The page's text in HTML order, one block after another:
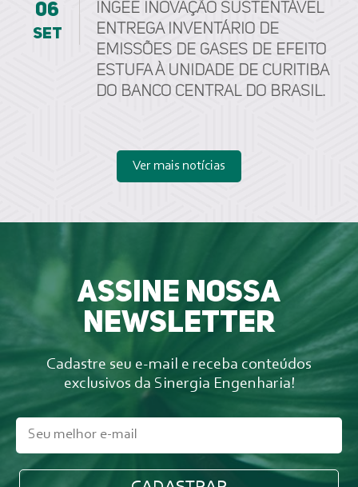
06
set
ingee inovação sustentável
entrega Inventário de
Emissões de Gases de Efeito
Estufa à unidade de Curitiba
do Banco Central do Brasil.
Ver mais notícias
Assine nossa
newsletter
Cadastre seu e-mail e receba conteúdos
exclusivos da Sinergia Engenharia!